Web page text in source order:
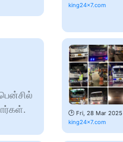
king24x7.com
🕑 Fri, 28 Mar 2025
king24x7.com